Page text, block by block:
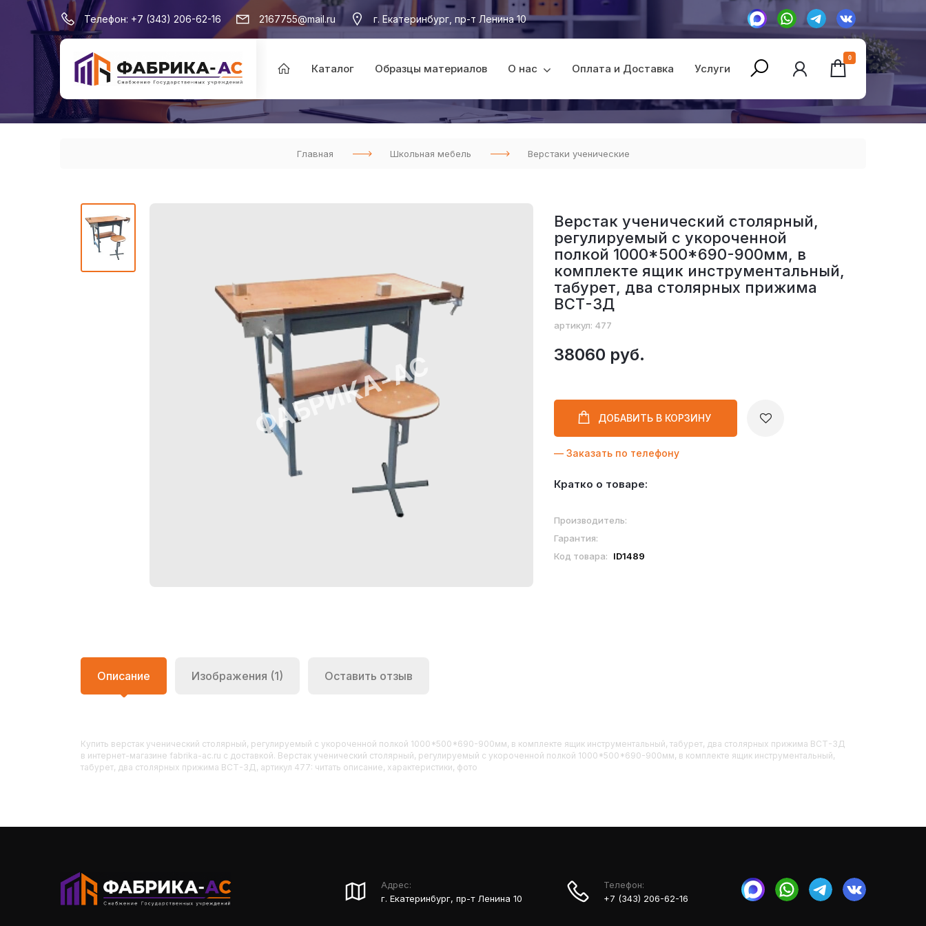
Телефон: +7 (343) 206-62-16 2167755@mail.ru г. Екатеринбург, пр-т Ленина 10
Каталог Образцы материалов О нас Оплата и Доставка Услуги
0
Главная Школьная мебель Верстаки ученические
Верстак ученический столярный,
регулируемый с укороченной
полкой 1000*500*690-900мм, в
комплекте ящик инструментальный,
табурет, два столярных прижима
ВСТ-3Д
артикул: 477
38060 руб.
ДОБАВИТЬ В КОРЗИНУ
— Заказать по телефону
Кратко о товаре:
Производитель:
Гарантия:
Код товара:
ID1489
Описание Изображения (1) Оставить отзыв
Купить
Верстак ученический столярный, регулируемый с укороченной полкой 1000*500*690-900мм, в комплекте ящик инструментальный, табурет, два столярных прижима ВСТ-3Д
в интернет-магазине fabrika-ac.ru с доставкой. Верстак ученический столярный, регулируемый с укороченной полкой 1000*500*690-900мм, в комплекте ящик инструментальный,
табурет, два столярных прижима ВСТ-3Д, артикул 477: читать описание, характеристики, фото
Адрес:
г. Екатеринбург, пр-т Ленина 10
Телефон:
+7 (343) 206-62-16